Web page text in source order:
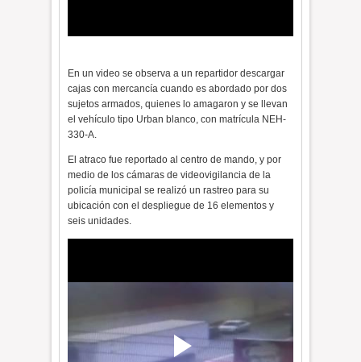
En un video se observa a un repartidor descargar
cajas con mercancía cuando es abordado por dos
sujetos armados, quienes lo amagaron y se llevan
el vehículo tipo Urban blanco, con matrícula NEH-
330-A.
El atraco fue reportado al centro de mando, y por
medio de los cámaras de videovigilancia de la
policía municipal se realizó un rastreo para su
ubicación con el despliegue de 16 elementos y
seis unidades.